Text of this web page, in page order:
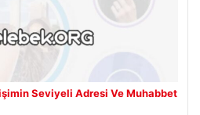
Seviyeli Adresi Ve Muhabbet